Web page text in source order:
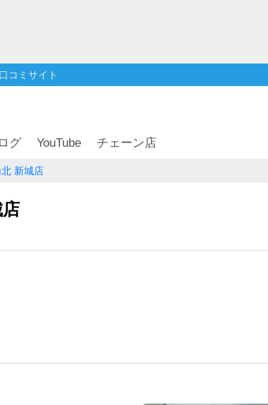
コミサイト
グ YouTube チェーン店
新城店